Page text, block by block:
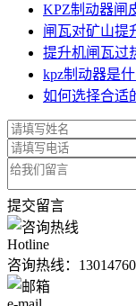
KPZ制动器闸
闸瓦对矿山提
提升机闸瓦过
kpz制动器是
如何选择合适
提交留言
Hotline
咨询热线：